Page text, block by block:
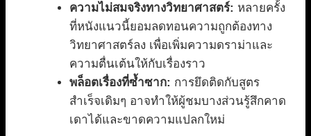
ความไม่สมจริงทางวิทยาศาสตร์: หลายครั้ง
ที่หนังแนวนี้ยอมลดทอนความถูกต้องทาง
วิทยาศาสตร์ลง เพื่อเพิ่มความดราม่าและ
ความตื่นเต้นให้กับเรื่องราว
พล็อตเรื่องที่ซ้ำซาก: การยึดติดกับสูตร
สำเร็จเดิมๆ อาจทำให้ผู้ชมบางส่วนรู้สึกคาด
เดาได้และขาดความแปลกใหม่